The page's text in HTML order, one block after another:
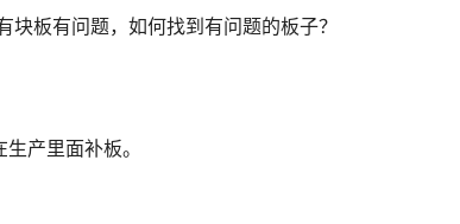
板有问题，如何找到有问题的板子？
产里面补板。